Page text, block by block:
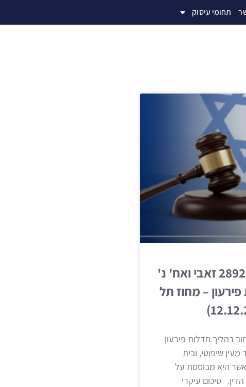
תחומי עיסוק
עחד"ת 28929-05-24 זאבי ואח' נ'
– מחוז תל
בהליך חדלות פירעון
שיפוטי, ובית
היא מבוססת על
סיכום עיקרי